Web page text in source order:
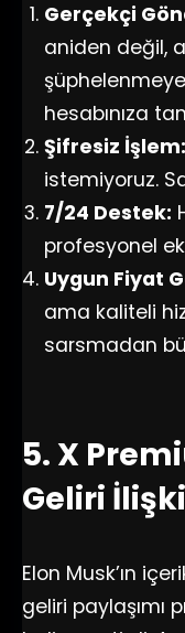
Gerçekçi
aniden değil,
hesabınıza
Şifresiz İşlem:
istemiyoruz.
7/24 Destek:
profesyonel
Uygun Fiyat
ama kaliteli
sarsmadan
5. X
Geliri
Elon Musk’ın
geliri paylaşımı